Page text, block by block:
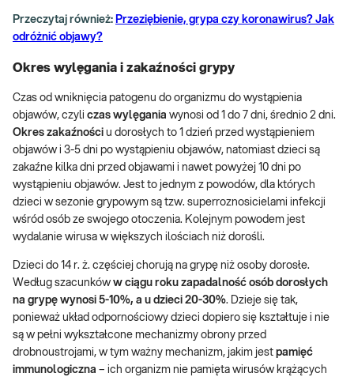
Przeczytaj również: Przeziębienie, grypa czy koronawirus? Jak
odróżnić objawy?
Okres wylęgania i zakaźności grypy
Czas od wniknięcia patogenu do organizmu do wystąpienia
objawów, czyli czas wylęgania wynosi od 1 do 7 dni, średnio 2 dni.
Okres zakaźności u dorosłych to 1 dzień przed wystąpieniem
objawów i 3-5 dni po wystąpieniu objawów, natomiast dzieci są
zakaźne kilka dni przed objawami i nawet powyżej 10 dni po
wystąpieniu objawów. Jest to jednym z powodów, dla których
dzieci w sezonie grypowym są tzw. superroznosicielami infekcji
wśród osób ze swojego otoczenia. Kolejnym powodem jest
wydalanie wirusa w większych ilościach niż dorośli.
Dzieci do 14 r. ż. częściej chorują na grypę niż osoby dorosłe.
Według szacunków w ciągu roku zapadalność osób dorosłych
na grypę wynosi 5-10%, a u dzieci 20-30%. Dzieje się tak,
ponieważ układ odpornościowy dzieci dopiero się kształtuje i nie
są w pełni wykształcone mechanizmy obrony przed
drobnoustrojami, w tym ważny mechanizm, jakim jest pamięć
immunologiczna – ich organizm nie pamięta wirusów krążących